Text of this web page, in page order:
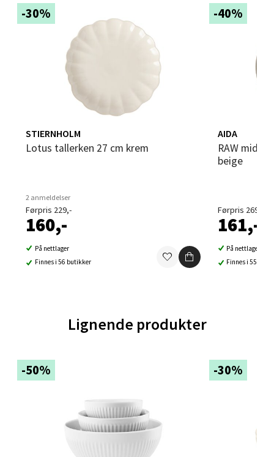
-30%
STIERNHOLM
Lotus tallerken 27 cm krem
2 anmeldelser
Førpris 229,-
160,-
På nettlager
Finnes i 56 butikker
-40%
AIDA
RAW middagstallerken 28 cm sandy
beige
Førpris 269,-
161,-
På nettlager
Finnes i 55
Lignende produkter
-50% -30%
Sandvika - Thon Senter Sandvika
Brodtkorbsgate 7, 1338 Sandvika
Åpent i dag 10-21
0 i butikk
Sartorvegen 12, 5353 Straume
Åpent i dag 10-21
0 i butikk
Trondheim - Sirkus Shopping
Falkenborgveien 5, 7044 Trondheim
Åpent i dag 09-21